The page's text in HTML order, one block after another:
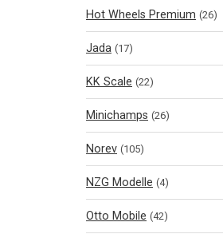
Hot Wheels Premium (26)
Jada (17)
KK Scale (22)
Minichamps (26)
Norev (105)
NZG Modelle (4)
Otto Mobile (42)